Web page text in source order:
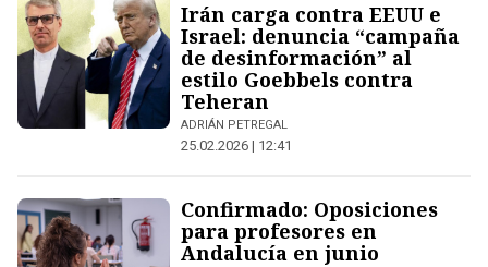
Irán carga contra EEUU e
Israel: denuncia “campaña
de desinformación” al
estilo Goebbels contra
Teheran
ADRIÁN PETREGAL
25.02.2026 | 12:41
Confirmado: Oposiciones
para profesores en
Andalucía en junio